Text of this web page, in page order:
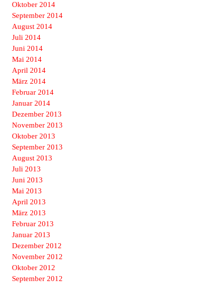
Oktober 2014
September 2014
August 2014
Juli 2014
Juni 2014
Mai 2014
April 2014
März 2014
Februar 2014
Januar 2014
Dezember 2013
November 2013
Oktober 2013
September 2013
August 2013
Juli 2013
Juni 2013
Mai 2013
April 2013
März 2013
Februar 2013
Januar 2013
Dezember 2012
November 2012
Oktober 2012
September 2012